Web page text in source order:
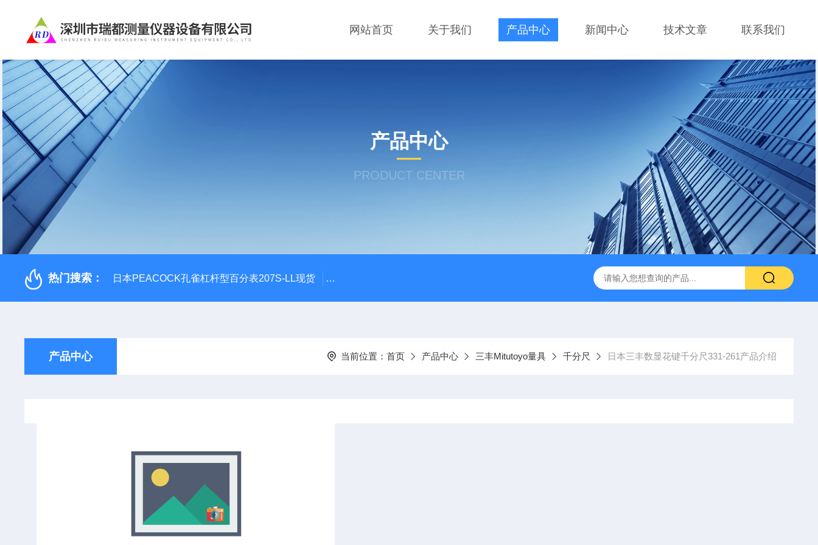
网站首页 关于我们 产品中心 新闻中心 技术文章 联系我们
产品中心
PRODUCT CENTER
热门搜索： 日本PEACOCK孔雀杠杆型百分表207S-LL现货 日本指针式PEACOCK孔雀杠杆百分表207F-T 深圳代理日本PEACOCK孔雀杠杆型百分表207 供应日本
产品中心 当前位置： 首页 产品中心 三丰Mitutoyo量具 千分尺 日本三丰数显花键千分尺331-261产品介绍